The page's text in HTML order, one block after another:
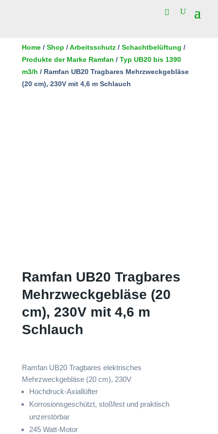
Home/ Shop /Arbeitsschutz/ Schachtbelüftung /
Produkte der Marke Ramfan / Typ UB20 bis 1390
m3/h / Ramfan UB20 Tragbares Mehrzweckgebläse
(20 cm), 230V mit 4,6 m Schlauch
Ramfan UB20 Tragbares
Mehrzweckgebläse (20
cm), 230V mit 4,6 m
Schlauch
Ramfan UB20 Tragbares elektrisches
Mehrzweckgebläse (20 cm), 230V
Hochdruck-Axiallüfter
Korrosionsgeschützt, stoßfest und praktisch
unzerstörbar
245 Watt-Motor